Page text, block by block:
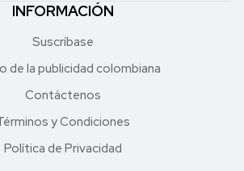
INFORMACIÓN
Suscríbase
de la publicidad colombiana
Contáctenos
y Condiciones
Política de Privacidad